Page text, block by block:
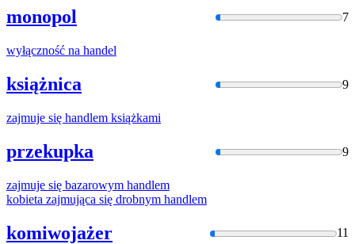
monopol 7
wyłączność na handel
książnica 9
zajmuje się handlem książkami
przekupka 9
zajmuje się bazarowym handlem
kobieta zajmująca się drobnym handlem
komiwojażer 11